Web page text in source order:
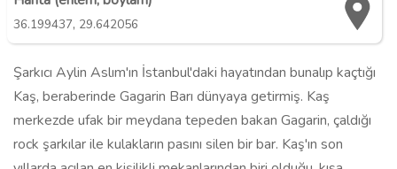
36.199437, 29.642056
Şarkıcı Aylin Aslım'ın İstanbul'daki hayatından bunalıp kaçtığı
Kaş, beraberinde Gagarin Barı dünyaya getirmiş. Kaş
merkezde ufak bir meydana tepeden bakan Gagarin, çaldığı
rock şarkılar ile kulakların pasını silen bir bar. Kaş'ın son